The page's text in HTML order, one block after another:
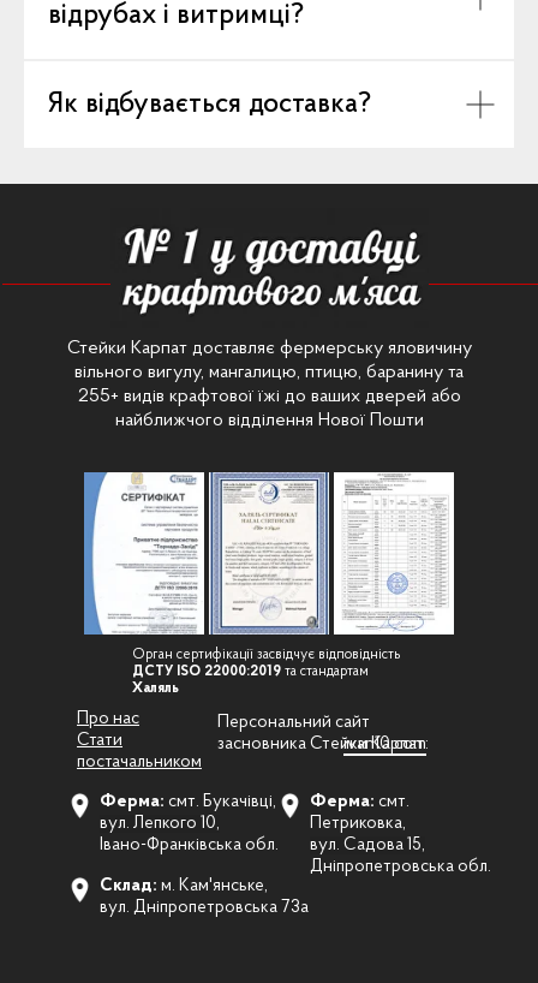
відрубах і витримці?
Як відбувається доставка?
Стейки Карпат доставляє фермерську яловичину
вільного вигулу, мангалицю, птицю, баранину та
255+ видів крафтової їжі до ваших дверей або
найближчого відділення Нової Пошти
Стати
постачальником
Про нас
Ферма: смт. Букачівці,
вул. Лепкого 10,
Івано-Франківська обл.
Орган сертифікації засвідчує відповідність
ДСТУ ISO 22000:2019 та стандартам
Халяль
Персональний сайт
засновника Стейки Карпат:
ivan10.com
Склад: м. Кам'янське,
вул. Дніпропетровська 73а
Ферма: смт.
Петриковка,
вул. Садова 15,
Дніпропетровська обл.